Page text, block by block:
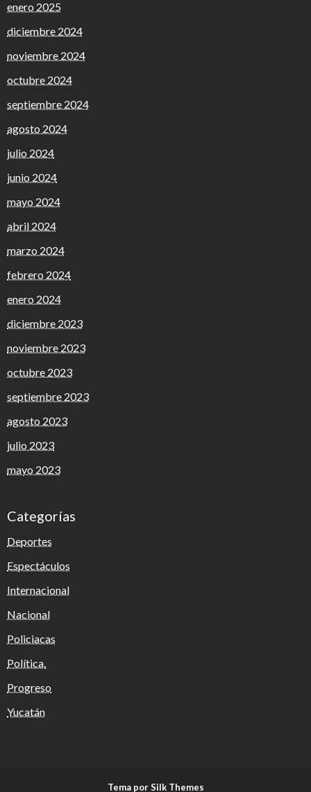
enero 2025
diciembre 2024
noviembre 2024
octubre 2024
septiembre 2024
agosto 2024
julio 2024
junio 2024
mayo 2024
abril 2024
marzo 2024
febrero 2024
enero 2024
diciembre 2023
noviembre 2023
octubre 2023
septiembre 2023
agosto 2023
julio 2023
mayo 2023
Categorías
Deportes
Espectáculos
Internacional
Nacional
Policiacas
Política.
Progreso
Yucatán
Tema por Silk Themes